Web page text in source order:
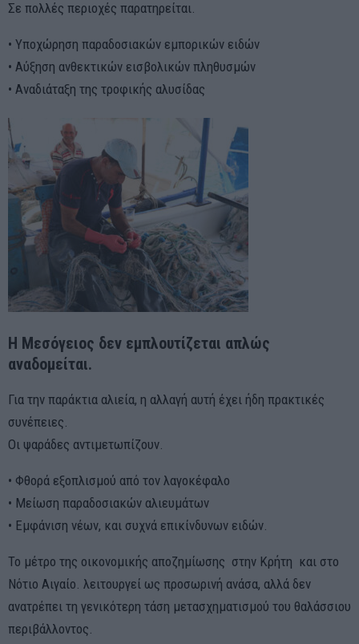
Σε πολλές περιοχές παρατηρείται.
• Υποχώρηση παραδοσιακών εμπορικών ειδών
• Αύξηση ανθεκτικών εισβολικών πληθυσμών
• Αναδιάταξη της τροφικής αλυσίδας
Η Μεσόγειος δεν εμπλουτίζεται απλώς
αναδομείται.
Για την παράκτια αλιεία, η αλλαγή αυτή έχει ήδη πρακτικές
συνέπειες.
Οι ψαράδες αντιμετωπίζουν.
• Φθορά εξοπλισμού από τον λαγοκέφαλο
• Μείωση παραδοσιακών αλιευμάτων
• Εμφάνιση νέων, και συχνά επικίνδυνων ειδών.
Το μέτρο της οικονομικής αποζημίωσης στην Κρήτη και στο
Νότιο Αιγαίο. λειτουργεί ως προσωρινή ανάσα, αλλά δεν
ανατρέπει τη γενικότερη τάση μετασχηματισμού του θαλάσσιου
περιβάλλοντος.